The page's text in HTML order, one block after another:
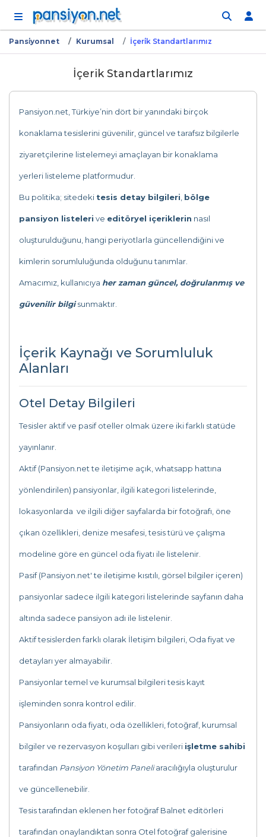
Pansi̇yonnet Kurumsal İçeri̇k Standartlarımız
İçerik Standartlarımız
Pansiyon.net, Türkiye’nin dört bir yanındaki birçok
konaklama tesislerini güvenilir, güncel ve tarafsız bilgilerle
ziyaretçilerine listelemeyi amaçlayan bir konaklama
yerleri listeleme platformudur.
Bu politika; sitedeki tesis detay bilgileri bölge
pansiyon listeleri ve editöryel içeriklerin nasıl
oluşturulduğunu, hangi periyotlarla güncellendiğini ve
kimlerin sorumluluğunda olduğunu tanımlar.
Amacımız, kullanıcıya her zaman güncel, doğrulanmış ve
güvenilir bilgisunmaktır.
İçerik Kaynağı ve Sorumluluk
Alanları
Otel Detay Bilgileri
Tesisler aktif ve pasif oteller olmak üzere iki farklı statüde
yayınlanır.
Aktif (Pansiyon.net te iletişime açık, whatsapp hattına
yönlendirilen) pansiyonlar, ilgili kategori listelerinde,
lokasyonlarda ve ilgili diğer sayfalarda bir fotoğrafı, öne
çıkan özellikleri, denize mesafesi, tesis türü ve çalışma
modeline göre en güncel oda fiyatı ile listelenir.
Pasif (Pansiyon.net' te iletişime kısıtılı, görsel bilgiler içeren)
pansiyonlar sadece ilgili kategori listelerinde sayfanın daha
altında sadece pansiyon adı ile listelenir.
Aktif tesislerden farklı olarak İletişim bilgileri, Oda fiyat ve
detayları yer almayabilir.
Pansiyonlar temel ve kurumsal bilgileri tesis kayıt
işleminden sonra kontrol edilir.
Pansiyonların oda fiyatı, oda özellikleri, fotoğraf, kurumsal
bilgiler ve rezervasyon koşulları gibi verileri işletme sahibi
tarafından Pansiyon Yönetim Paneliaracılığıyla oluşturulur
ve güncellenebilir.
Tesis tarafından eklenen her fotoğraf Balnet editörleri
tarafından onaylandıktan sonra Otel fotoğraf galerisine